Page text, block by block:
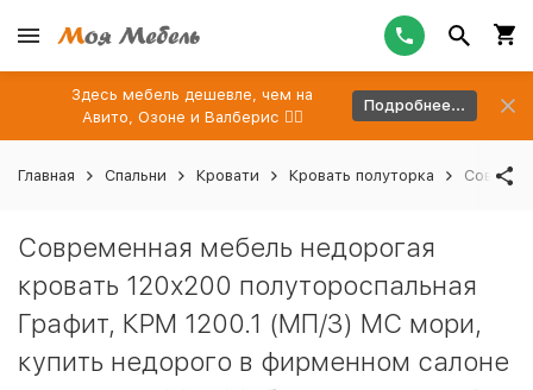
Здесь мебель дешевле, чем на
Авито, Озоне и Валберис 👉🏻
Подробнее...
Главная Спальни Кровати Кровать полуторка
Современная мебель недорогая
кровать 120х200 полутороспальная
Графит, КРМ 1200.1 (МП/3) МС мори,
купить недорого в фирменном салоне